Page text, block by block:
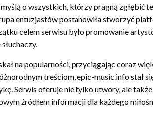
o wszystkich, którzy pragną zgłębić
entuzjastów postanowiła stworzyć
celem serwisu było promowanie
na popularności, przyciągając coraz
treściom, epic-music.info stał
Serwis oferuje nie tylko utwory, ale
źródłem informacji dla każdego